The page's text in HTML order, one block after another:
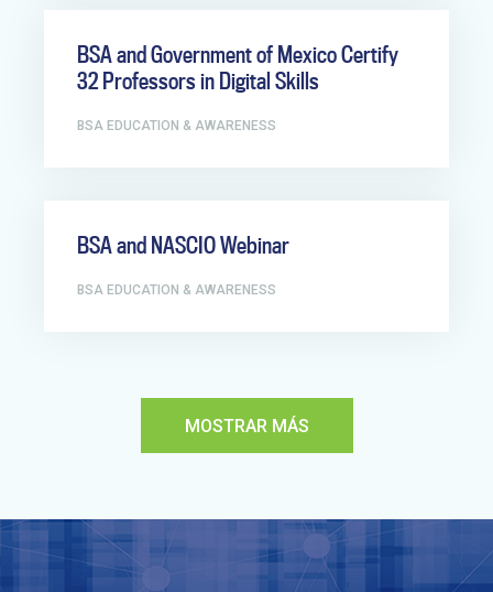
BSA and Government of Mexico Certify
32 Professors in Digital Skills
BSA EDUCATION & AWARENESS
BSA and NASCIO Webinar
BSA EDUCATION & AWARENESS
MOSTRAR MÁS